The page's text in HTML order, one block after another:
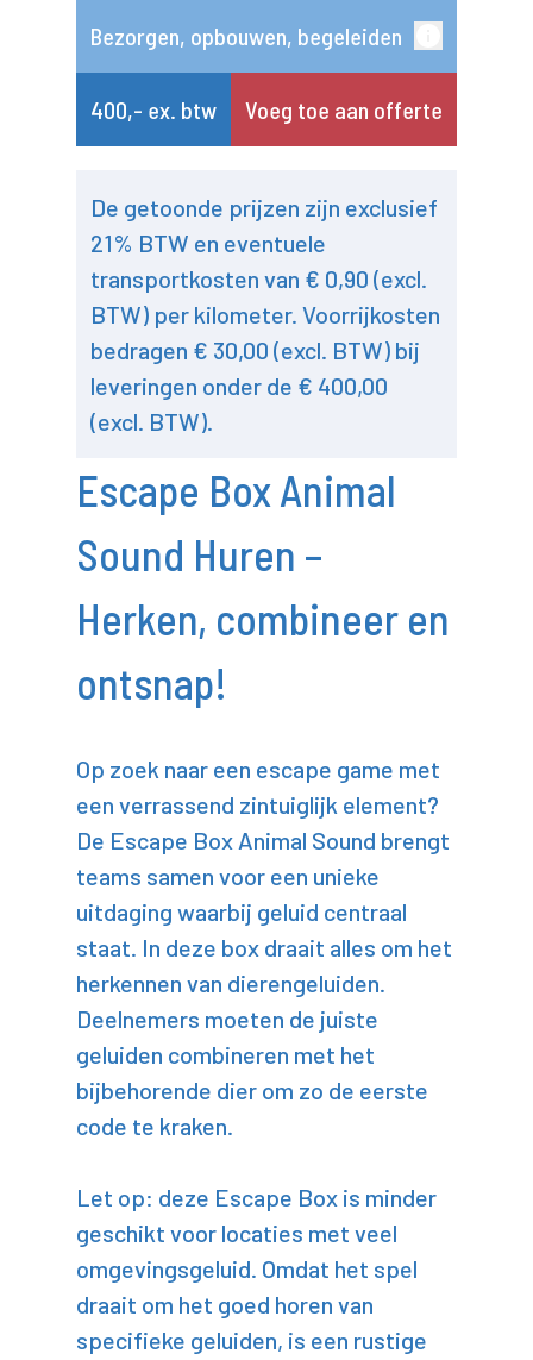
Bezorgen, opbouwen, begeleiden
400,- ex. btw Voeg toe aan offerte
De getoonde prijzen zijn exclusief
21% BTW en eventuele
transportkosten van € 0,90 (excl.
BTW) per kilometer. Voorrijkosten
bedragen € 30,00 (excl. BTW) bij
leveringen onder de € 400,00
(excl. BTW).
Escape Box Animal
Sound Huren –
Herken, combineer en
ontsnap!
Op zoek naar een escape game met
een verrassend zintuiglijk element?
De Escape Box Animal Sound brengt
teams samen voor een unieke
uitdaging waarbij geluid centraal
staat. In deze box draait alles om het
herkennen van dierengeluiden.
Deelnemers moeten de juiste
geluiden combineren met het
bijbehorende dier om zo de eerste
code te kraken.
Let op: deze Escape Box is minder
geschikt voor locaties met veel
omgevingsgeluid. Omdat het spel
draait om het goed horen van
specifieke geluiden, is een rustige